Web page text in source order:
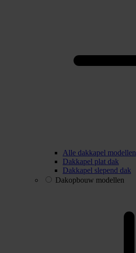
Alle dakkapel modellen
Dakkapel plat dak
Dakkapel slepend dak
Dakopbouw modellen